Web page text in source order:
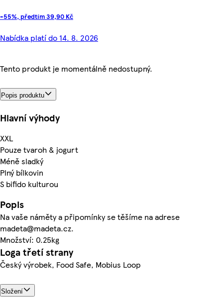
-55%, předtím 39,90 Kč
Nabídka platí do 14. 8. 2026
Tento produkt je momentálně nedostupný.
Popis produktu
Hlavní výhody
XXL
Pouze tvaroh & jogurt
Méně sladký
Plný bílkovin
S bifido kulturou
Popis
Na vaše náměty a připomínky se těšíme na adrese
madeta@madeta.cz.
Množství: 0.25kg
Loga třetí strany
Český výrobek, Food Safe, Mobius Loop
Složení